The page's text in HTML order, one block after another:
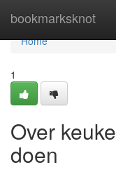
bookmarksknot
Home
Home
1
Over
doen